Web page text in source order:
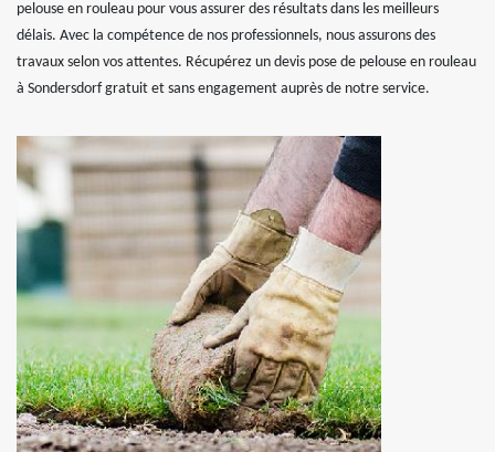
pelouse en rouleau pour vous assurer des résultats dans les meilleurs
délais. Avec la compétence de nos professionnels, nous assurons des
travaux selon vos attentes. Récupérez un devis pose de pelouse en rouleau
à Sondersdorf gratuit et sans engagement auprès de notre service.